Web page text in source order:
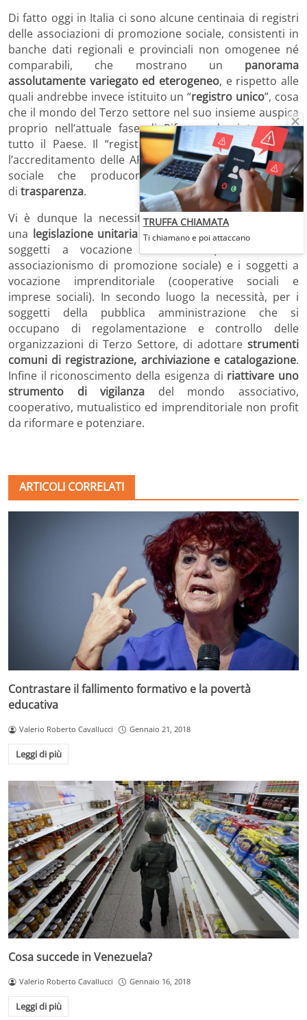
Di fatto oggi in Italia ci sono alcune centinaia di registri
delle associazioni di promozione sociale, consistenti in
banche dati regionali e provinciali non omogenee né
comparabili, che mostrano un panorama
assolutamente variegato ed eterogeneo, e rispetto alle
quali andrebbe invece istituito un “registro unico”, cosa
che il mondo del Terzo settore nel suo insieme auspica
proprio nell’attuale fase di Riforme che interessano
tutto il Paese. Il “registro unico” potrebbe garantire
l’accreditamento delle APS anche sulla base dell’utilità
sociale che producono e favorire meccanismi
di trasparenza.
Vi è dunque la necessità e l’urgenza di pervenire a
una legislazione unitaria del settoreche regolamenti i
soggetti a vocazione associativa (volontariato e
associazionismo di promozione sociale) e i soggetti a
vocazione imprenditoriale (cooperative sociali e
imprese sociali). In secondo luogo la necessità, per i
soggetti della pubblica amministrazione che si
occupano di regolamentazione e controllo delle
organizzazioni di Terzo Settore, di adottare strumenti
comuni di registrazione, archiviazione e catalogazione.
Infine il riconoscimento della esigenza di riattivare uno
strumento di vigilanza del mondo associativo,
cooperativo, mutualistico ed imprenditoriale non profit
da riformare e potenziare.
ARTICOLI CORRELATI
Contrastare il fallimento formativo e la povertà
educativa
Valerio Roberto Cavallucci Gennaio 21, 2018
Leggi di più
Cosa succede in Venezuela?
Valerio Roberto Cavallucci Gennaio 16, 2018
Leggi di più
TRUFFA CHIAMATA
Ti chiamano e poi attaccano